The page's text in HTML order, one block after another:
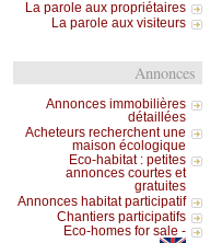
La parole aux propriétaires
La parole aux visiteurs
Annonces
Annonces immobilières
détaillées
Acheteurs recherchent une
maison écologique
Eco-habitat : petites
annonces courtes et
gratuites
Annonces habitat participatif
Chantiers participatifs
Eco-homes for sale -